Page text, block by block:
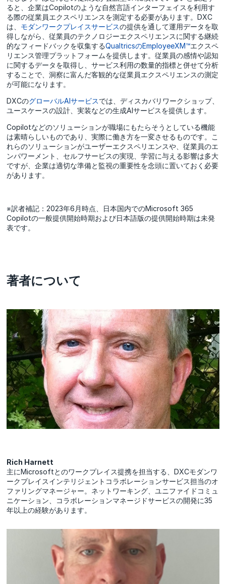
ると、企業はCopilotのような自然言語インターフェイスを利用す
る際の従業員エクスペリエンスを測定する必要があります。DXC
は、 モダンワークプレイスサービスの提供を通して運用データを取
得しながら、従業員のテクノロジーエクスペリエンスに関する継続
的なフィードバックを収集するQualtricsのEmployeeXM™エクスペ
リエンス管理プラットフォームを提供します。従業員の感情や認知
に関するデータを取得し、サービス利用の数量的指標と併せて分析
することで、洞察に富んだ客観的な従業員エクスペリエンスの測定
が可能になります。
DXCのグローバルAIサービスでは、ディスカバリワークショップ、
ユースケースの設計、実装などの生成AIサービスを提供します。
Copilotなどのソリューションが職場にもたらそうとしている機能
は素晴らしいものであり、実際に働き方を一変させるものです。こ
れらのソリューションがユーザーエクスペリエンスや、従業員のエ
ンパワーメント、セルフサービスの実現、学習に与える影響は多大
ですが、企業は適切な準備と監視の重要性を念頭に置いておく必要
があります。
※訳者補記：2023年6月時点、日本国内でのMicrosoft 365
Copilotの一般提供開始時期および日本語版の提供開始時期は未発
表です。
著者について
Rich Harnett
主にMicrosoftとのワークプレイス提携を担当する、DXCモダンワ
ークプレイスインテリジェントコラボレーションサービス担当のオ
ファリングマネージャー。ネットワーキング、ユニファイドコミュ
ニケーション、コラボレーションマネージドサービスの開発に35
年以上の経験があります。